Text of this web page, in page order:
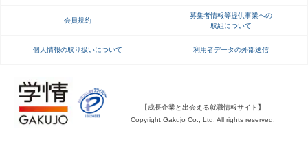
会員規約
募集者情報等提供事業への
取組について
個人情報の取り扱いについて 利用者データの外部送信
【成長企業と出会える就職情報サイト】
Copyright Gakujo Co., Ltd. All rights reserved.